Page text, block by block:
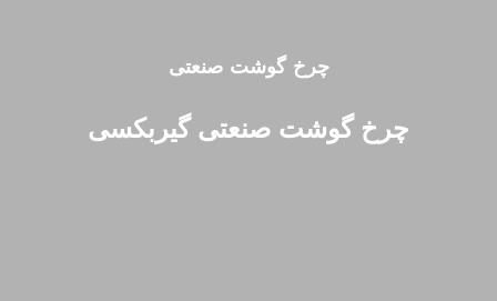
چرخ گوشت صنعتی
چرخ گوشت صنعتی گیربکسی